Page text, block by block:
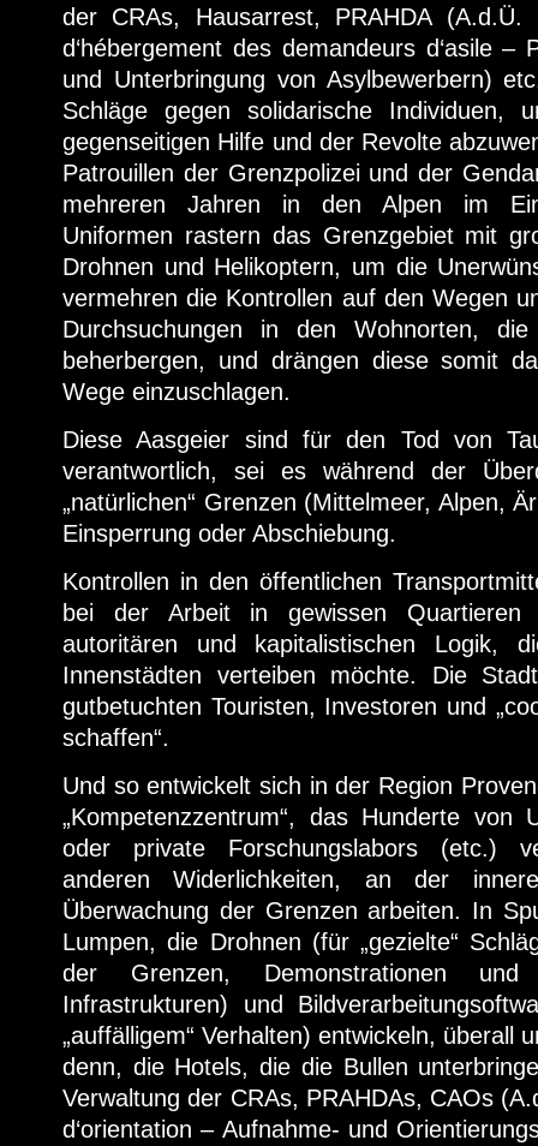
der CRAs, Hausarrest, PRAHDA (A.d.Ü.
d‘hébergement des demandeurs d‘asile –
und Unterbringung von Asylbewerbern)
Schläge gegen solidarische Individuen,
gegenseitigen Hilfe und der Revolte
Patrouillen der Grenzpolizei und der
mehreren Jahren in den Alpen im
Uniformen rastern das Grenzgebiet mit
Drohnen und Helikoptern, um die
vermehren die Kontrollen auf den Wegen
Durchsuchungen in den Wohnorten, die
beherbergen, und drängen diese somit
Wege einzuschlagen.
Diese Aasgeier sind für den Tod von
verantwortlich, sei es während der
„natürlichen“ Grenzen (Mittelmeer, Alpen,
Einsperrung oder Abschiebung.
Kontrollen in den öffentlichen
bei der Arbeit in gewissen
autoritären und kapitalistischen Logik,
Innenstädten verteiben möchte. Die
gutbetuchten Touristen, Investoren und
schaffen“.
Und so entwickelt sich in der Region
„Kompetenzzentrum“, das Hunderte von
oder private Forschungslabors (etc.)
anderen Widerlichkeiten, an der
Überwachung der Grenzen arbeiten. In
Lumpen, die Drohnen (für „gezielte“
der Grenzen, Demonstrationen und
Infrastrukturen) und
„auffälligem“ Verhalten) entwickeln, überall
denn, die Hotels, die die Bullen
Verwaltung der CRAs, PRAHDAs, CAOs
d‘orientation – Aufnahme- und